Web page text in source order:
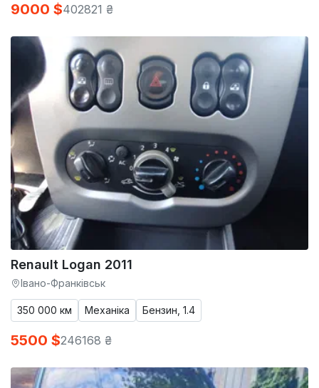
9000 $402821 ₴
Renault Logan 2011
Івано-Франківськ
350 000 км Механіка Бензин, 1.4
5500 $246168 ₴